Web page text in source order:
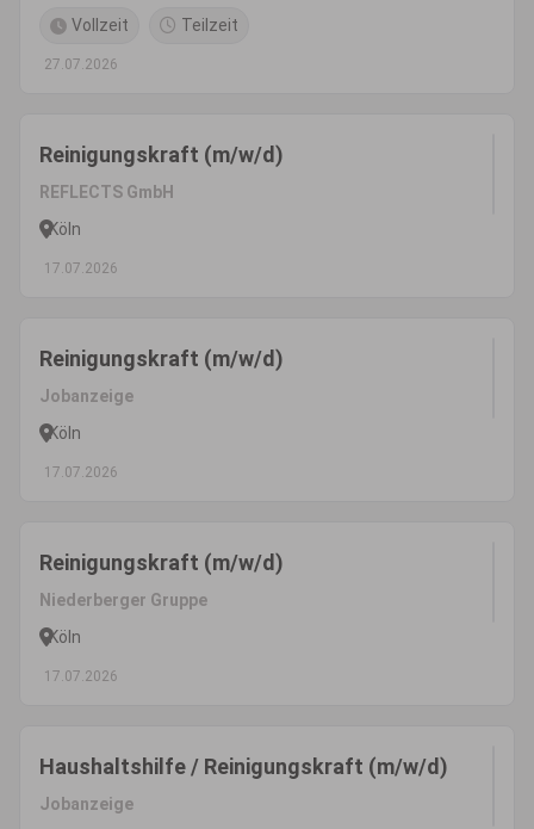
Vollzeit Teilzeit
27.07.2026
Reinigungskraft (m/w/d)
REFLECTS GmbH
Köln
17.07.2026
Reinigungskraft (m/w/d)
Jobanzeige
Köln
17.07.2026
Reinigungskraft (m/w/d)
Niederberger Gruppe
Köln
17.07.2026
Haushaltshilfe / Reinigungskraft (m/w/d)
Jobanzeige